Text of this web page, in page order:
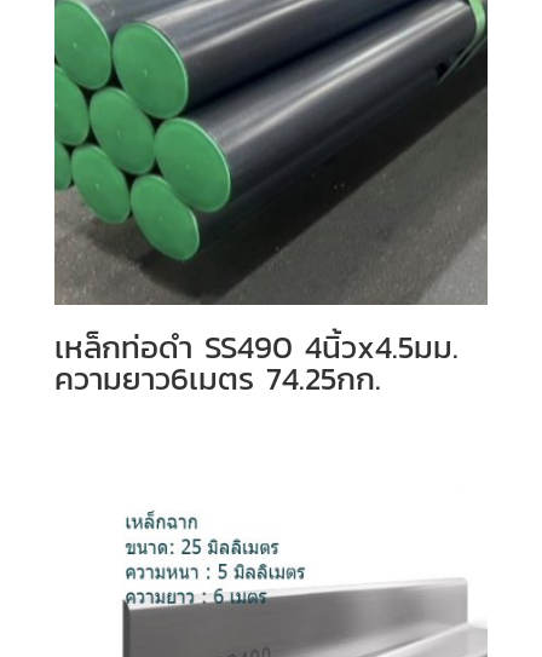
เหล็กท่อดำ SS490 4นิ้วx4.5มม.
ความยาว6เมตร 74.25กก.